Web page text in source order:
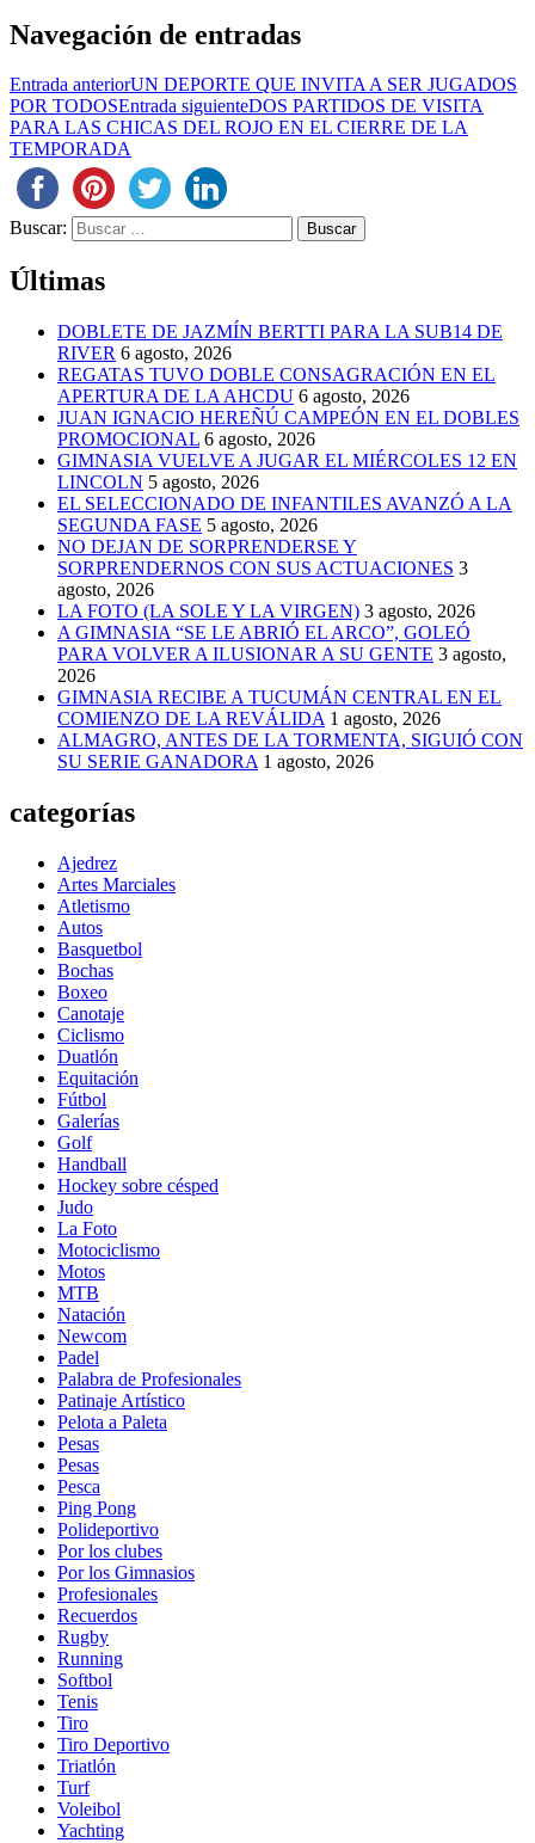
Navegación de entradas
Entrada anteriorUN DEPORTE QUE INVITA A SER JUGADOS
POR TODOSEntrada siguienteDOS PARTIDOS DE VISITA
PARA LAS CHICAS DEL ROJO EN EL CIERRE DE LA
TEMPORADA
Buscar:
Últimas
DOBLETE DE JAZMÍN BERTTI PARA LA SUB14 DE
RIVER 6 agosto, 2026
REGATAS TUVO DOBLE CONSAGRACIÓN EN EL
APERTURA DE LA AHCDU 6 agosto, 2026
JUAN IGNACIO HEREÑÚ CAMPEÓN EN EL DOBLES
PROMOCIONAL 6 agosto, 2026
GIMNASIA VUELVE A JUGAR EL MIÉRCOLES 12 EN
LINCOLN 5 agosto, 2026
EL SELECCIONADO DE INFANTILES AVANZÓ A LA
SEGUNDA FASE 5 agosto, 2026
NO DEJAN DE SORPRENDERSE Y
SORPRENDERNOS CON SUS ACTUACIONES 3
agosto, 2026
LA FOTO (LA SOLE Y LA VIRGEN) 3 agosto, 2026
A GIMNASIA “SE LE ABRIÓ EL ARCO”, GOLEÓ
PARA VOLVER A ILUSIONAR A SU GENTE 3 agosto,
2026
GIMNASIA RECIBE A TUCUMÁN CENTRAL EN EL
COMIENZO DE LA REVÁLIDA 1 agosto, 2026
ALMAGRO, ANTES DE LA TORMENTA, SIGUIÓ CON
SU SERIE GANADORA 1 agosto, 2026
categorías
Ajedrez
Artes Marciales
Atletismo
Autos
Basquetbol
Bochas
Boxeo
Canotaje
Ciclismo
Duatlón
Equitación
Fútbol
Galerías
Golf
Handball
Hockey sobre césped
Judo
La Foto
Motociclismo
Motos
MTB
Natación
Newcom
Padel
Palabra de Profesionales
Patinaje Artístico
Pelota a Paleta
Pesas
Pesas
Pesca
Ping Pong
Polideportivo
Por los clubes
Por los Gimnasios
Profesionales
Recuerdos
Rugby
Running
Softbol
Tenis
Tiro
Tiro Deportivo
Triatlón
Turf
Voleibol
Yachting